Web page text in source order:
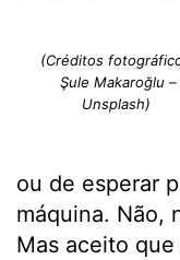
(Créditos
Şule Makaroğlu –
Unsplash)
ou de esperar
máquina. Não,
Mas aceito